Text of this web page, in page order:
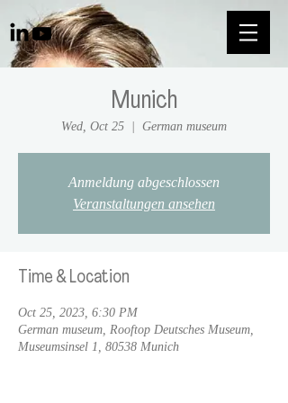
Munich
Wed, Oct 25 German museum
Anmeldung abgeschlossen
Veranstaltungen ansehen
Time & Location
Oct 25, 2023, 6:30 PM
German museum, Rooftop Deutsches Museum,
Museumsinsel 1, 80538 Munich